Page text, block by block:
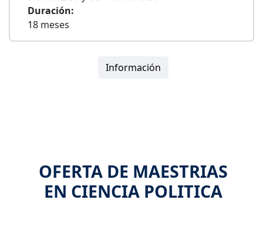
Duración:
18 meses
Información
OFERTA DE MAESTRIAS
EN CIENCIA POLITICA